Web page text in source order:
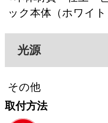
ック本体（ホワイ
光源
その他
取付方法